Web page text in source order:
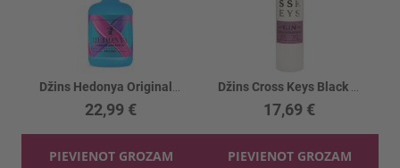
22,99 €
PIEVIENOT GROZAM
17,69 €
PIEVIENOT GROZAM